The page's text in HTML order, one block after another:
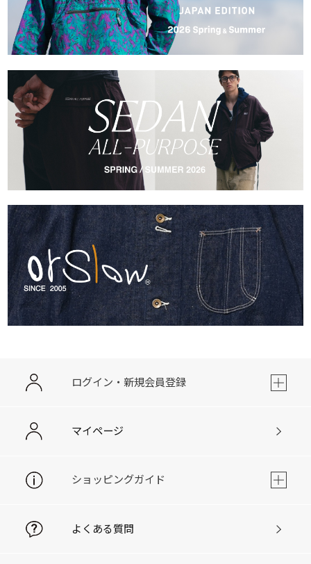
ログイン・新規会員登録
マイページ
ショッピングガイド
よくある質問